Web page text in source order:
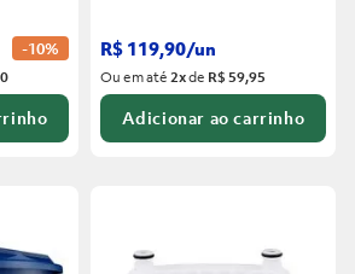
-10% R$ 119,90/un
Ou em até2xde R$ 59,95
Adicionar ao carrinho